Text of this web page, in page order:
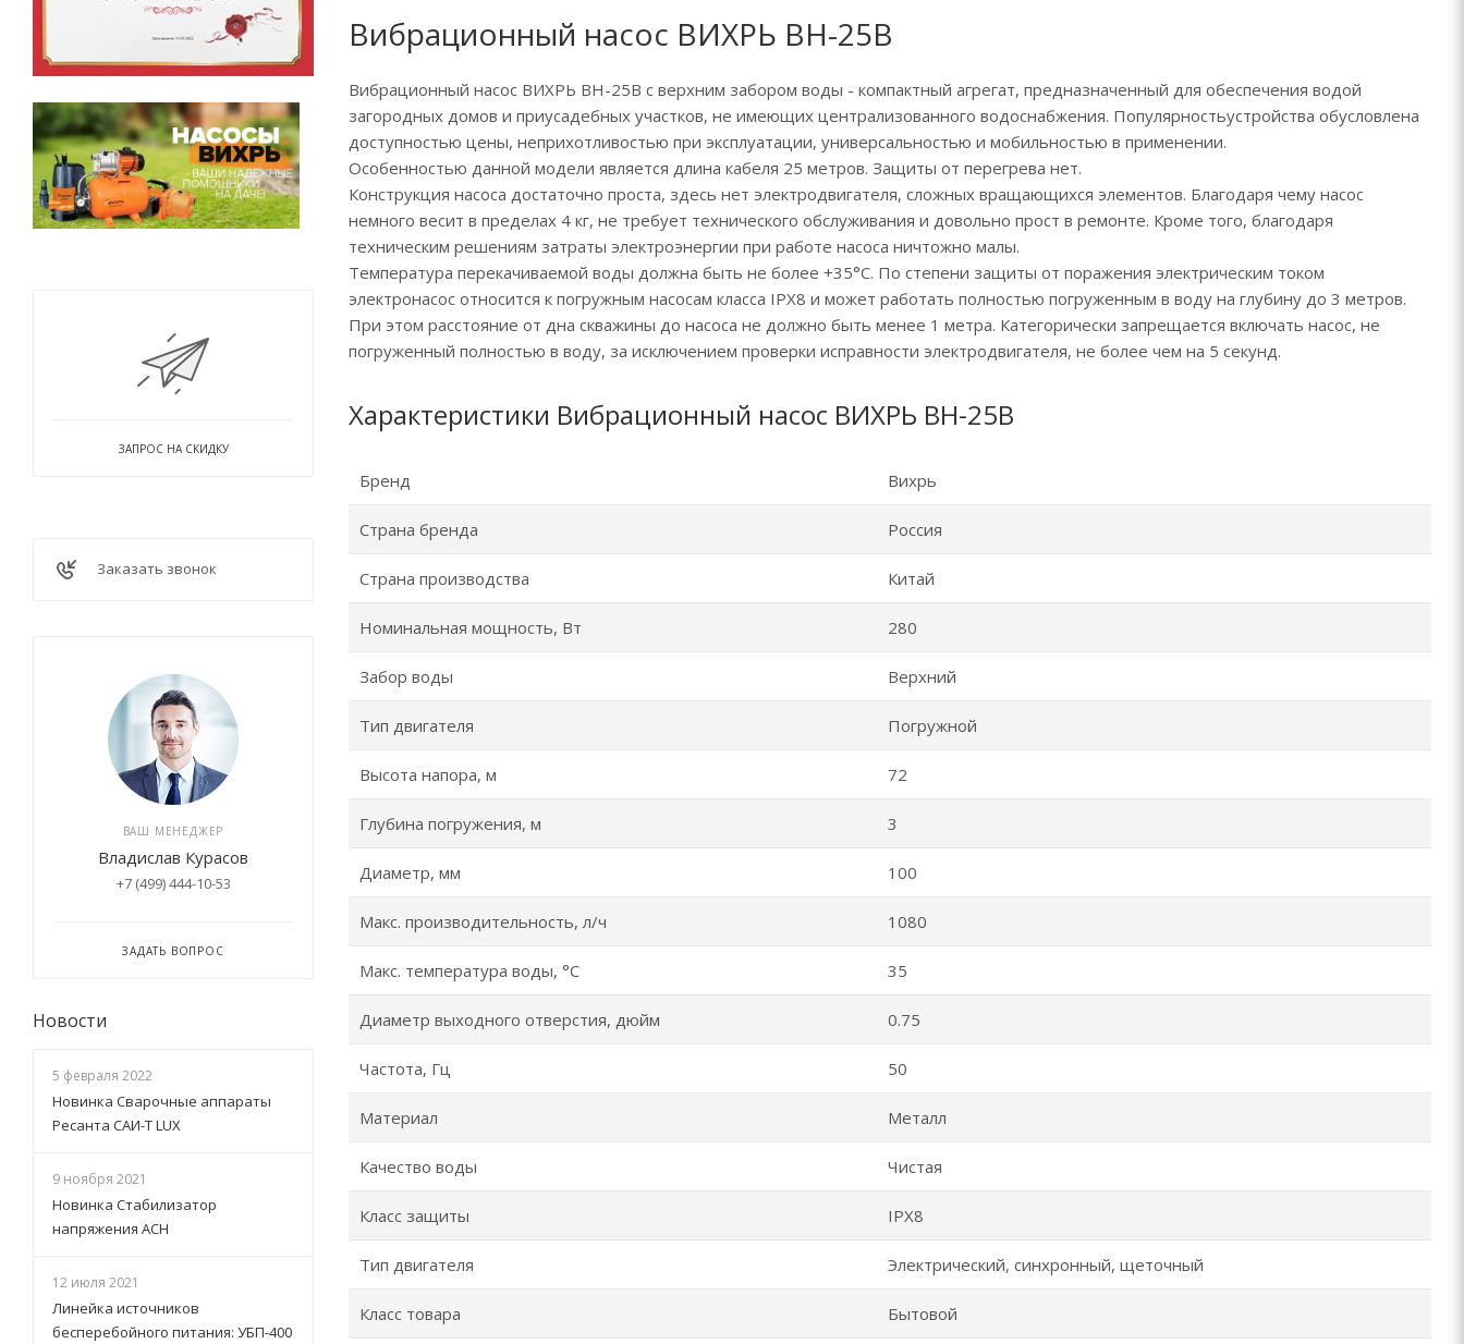
Вибрационный насос ВИХРЬ ВН-25В
Вибрационный насос ВИХРЬ ВН-25В с верхним забором воды - компактный агрегат, предназначенный для обеспечения водой
загородных домов и приусадебных участков, не имеющих централизованного водоснабжения. Популярностьустройства обусловлена
доступностью цены, неприхотливостью при эксплуатации, универсальностью и мобильностью в применении.
Особенностью данной модели является длина кабеля 25 метров. Защиты от перегрева нет.
Конструкция насоса достаточно проста, здесь нет электродвигателя, сложных вращающихся элементов. Благодаря чему насос
немного весит в пределах 4 кг, не требует технического обслуживания и довольно прост в ремонте. Кроме того, благодаря
техническим решениям затраты электроэнергии при работе насоса ничтожно малы.
Температура перекачиваемой воды должна быть не более +35°С. По степени защиты от поражения электрическим током
электронасос относится к погружным насосам класса IPX8 и может работать полностью погруженным в воду на глубину до 3 метров.
При этом расстояние от дна скважины до насоса не должно быть менее 1 метра. Категорически запрещается включать насос, не
погруженный полностью в воду, за исключением проверки исправности электродвигателя, не более чем на 5 секунд.
Характеристики Вибрационный насос ВИХРЬ ВН-25В
Бренд Вихрь
Страна бренда Россия
Страна производства Китай
Номинальная мощность, Вт 280
Забор воды Верхний
Тип двигателя Погружной
Высота напора, м 72
Глубина погружения, м 3
Диаметр, мм 100
Макс. производительность, л/ч 1080
Макс. температура воды, °C 35
Диаметр выходного отверстия, дюйм 0.75
Частота, Гц 50
Материал Металл
Качество воды Чистая
Класс защиты IPX8
Тип двигателя Электрический, синхронный, щеточный
Класс товара Бытовой
ЗАПРОС НА СКИДКУ
Заказать звонок
ВАШ МЕНЕДЖЕР
Владислав Курасов
+7 (499) 444-10-53
ЗАДАТЬ ВОПРОС
Новости
5 февраля 2022
Новинка Сварочные аппараты
Ресанта САИ-Т LUX
9 ноября 2021
Новинка Стабилизатор
напряжения АСН
12 июля 2021
Линейка источников
бесперебойного питания: УБП-400